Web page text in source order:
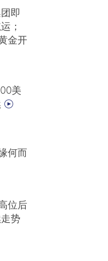
即
；
金开
美
何而
位后
势